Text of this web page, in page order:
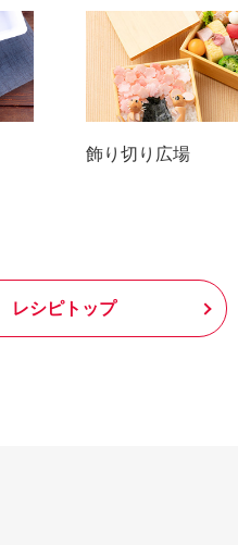
飾り切り広場
レシピトップ